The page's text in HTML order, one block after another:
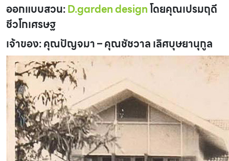
ออกแบบสวน:D.garden designโดยคุณเปรมฤดี
ชีวโกเศรษฐ
เจ้าของ:คุณปัญจมา – คุณชัชวาล เลิศบุษยานุกูล